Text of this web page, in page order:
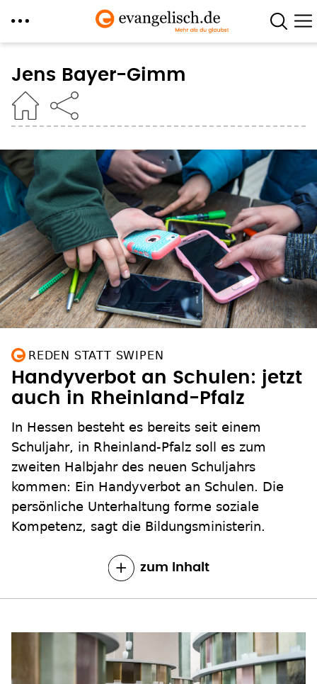
zum
Inhalt
Jens Bayer-Gimm
REDEN STATT SWIPEN
Handyverbot an Schulen: jetzt
auch in Rheinland-Pfalz
In Hessen besteht es bereits seit einem
Schuljahr, in Rheinland-Pfalz soll es zum
zweiten Halbjahr des neuen Schuljahrs
kommen: Ein Handyverbot an Schulen. Die
persönliche Unterhaltung forme soziale
Kompetenz, sagt die Bildungsministerin.
zum Inhalt